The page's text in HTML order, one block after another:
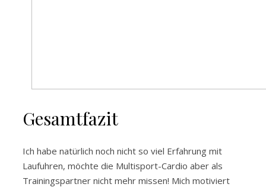
Gesamtfazit
Ich habe natürlich noch nicht so viel Erfahrung mit
Laufuhren, möchte die Multisport-Cardio aber als
Trainingspartner nicht mehr missen! Mich motiviert